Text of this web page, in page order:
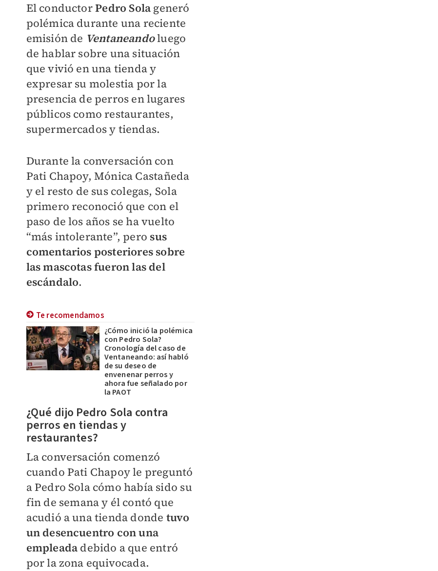
El conductorPedro Sola generó
polémica durante una reciente
emisión de Ventaneandoluego
de hablar sobre una situación
que vivió en una tienda y
expresar su molestia por la
presencia de perros en lugares
públicos como restaurantes,
supermercados y tiendas.
Durante la conversación con
Pati Chapoy, Mónica Castañeda
y el resto de sus colegas, Sola
primero reconoció que con el
paso de los años se ha vuelto
“más intolerante”, pero sus
comentarios posteriores sobre
las mascotas fueron las del
escándalo.
Te recomendamos
¿Cómo inició la polémica
con Pedro Sola?
Cronología del caso de
Ventaneando: así habló
de su deseo de
envenenar perros y
ahora fue señalado por
la PAOT
¿Qué dijo Pedro Sola contra
perros en tiendas y
restaurantes?
La conversación comenzó
cuando Pati Chapoy le preguntó
a Pedro Sola cómo había sido su
fin de semana y él contó que
acudió a una tienda donde tuvo
un desencuentro con una
empleada debido a que entró
por la zona equivocada.